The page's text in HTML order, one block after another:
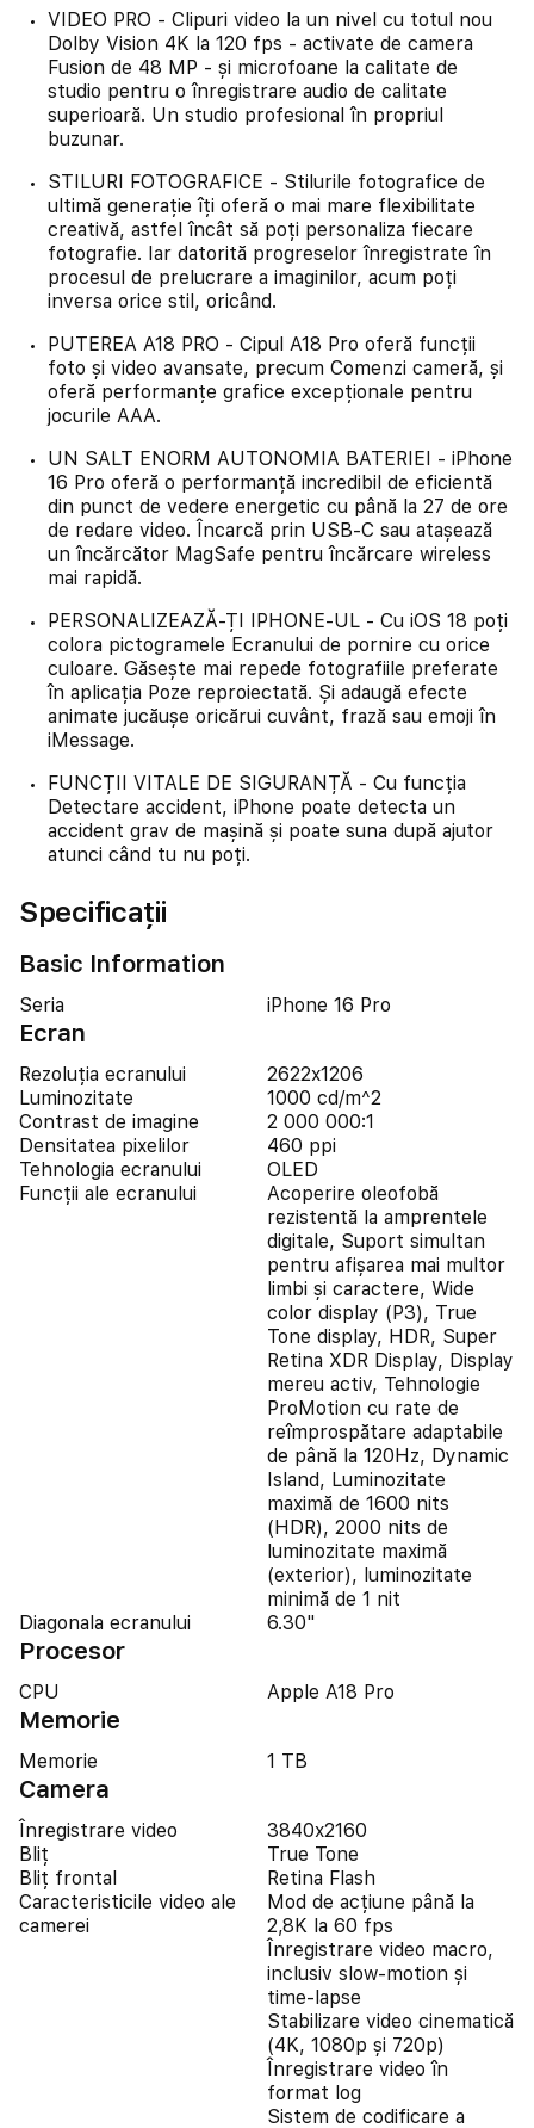
VIDEO PRO - Clipuri video la un nivel cu totul nou
Dolby Vision 4K la 120 fps - activate de camera
Fusion de 48 MP - și microfoane la calitate de
studio pentru o înregistrare audio de calitate
superioară. Un studio profesional în propriul
buzunar.
STILURI FOTOGRAFICE - Stilurile fotografice de
ultimă generație îți oferă o mai mare flexibilitate
creativă, astfel încât să poți personaliza fiecare
fotografie. Iar datorită progreselor înregistrate în
procesul de prelucrare a imaginilor, acum poți
inversa orice stil, oricând.
PUTEREA A18 PRO - Cipul A18 Pro oferă funcții
foto și video avansate, precum Comenzi cameră, și
oferă performanțe grafice excepționale pentru
jocurile AAA.
UN SALT ENORM AUTONOMIA BATERIEI - iPhone
16 Pro oferă o performanță incredibil de eficientă
din punct de vedere energetic cu până la 27 de ore
de redare video. Încarcă prin USB-C sau atașează
un încărcător MagSafe pentru încărcare wireless
mai rapidă.
PERSONALIZEAZĂ-ȚI IPHONE-UL - Cu iOS 18 poți
colora pictogramele Ecranului de pornire cu orice
culoare. Găsește mai repede fotografiile preferate
în aplicația Poze reproiectată. Și adaugă efecte
animate jucăușe oricărui cuvânt, frază sau emoji în
iMessage.
FUNCȚII VITALE DE SIGURANȚĂ - Cu funcția
Detectare accident, iPhone poate detecta un
accident grav de mașină și poate suna după ajutor
atunci când tu nu poți.
Specificații
Basic Information
Seria iPhone 16 Pro
Ecran
Rezoluția ecranului
2622x1206
Luminozitate
1000 cd/m^2
Contrast de imagine
2 000 000:1
Densitatea pixelilor
460 ppi
Tehnologia ecranului
OLED
Funcții ale ecranului
Acoperire oleofobă
rezistentă la amprentele
digitale, Suport simultan
pentru afișarea mai multor
limbi și caractere, Wide
color display (P3), True
Tone display, HDR, Super
Retina XDR Display, Display
mereu activ, Tehnologie
ProMotion cu rate de
reîmprospătare adaptabile
de până la 120Hz, Dynamic
Island, Luminozitate
maximă de 1600 nits
(HDR), 2000 nits de
luminozitate maximă
(exterior), luminozitate
minimă de 1 nit
Diagonala ecranului
6.30"
Procesor
CPU Apple A18 Pro
Memorie
Memorie 1 TB
Camera
Înregistrare video
3840x2160
Bliț
True Tone
Bliț frontal
Retina Flash
Caracteristicile video ale
camerei
Mod de acțiune până la
2,8K la 60 fps
Înregistrare video macro,
inclusiv slow-motion și
time-lapse
Stabilizare video cinematică
(4K, 1080p și 720p)
Înregistrare video în
format log
Sistem de codificare a